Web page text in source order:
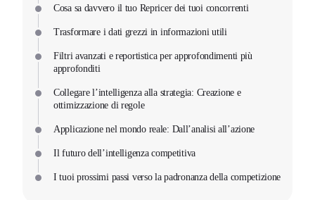
Cosa sa davvero il tuo Repricer dei tuoi concorrenti
Trasformare i dati grezzi in informazioni utili
Filtri avanzati e reportistica per approfondimenti più
approfonditi
Collegare l’intelligenza alla strategia: Creazione e
ottimizzazione di regole
Applicazione nel mondo reale: Dall’analisi all’azione
Il futuro dell’intelligenza competitiva
I tuoi prossimi passi verso la padronanza della competizione